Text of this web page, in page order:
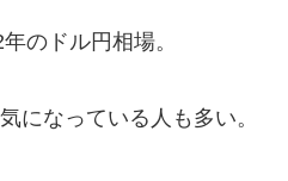
のドル円相場。
になっている人も多い。